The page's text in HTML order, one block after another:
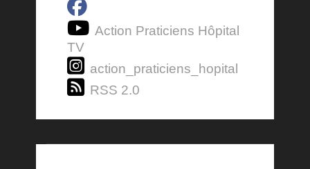
Action Praticiens Hôpital
TV
action_praticiens_hopital
RSS 2.0